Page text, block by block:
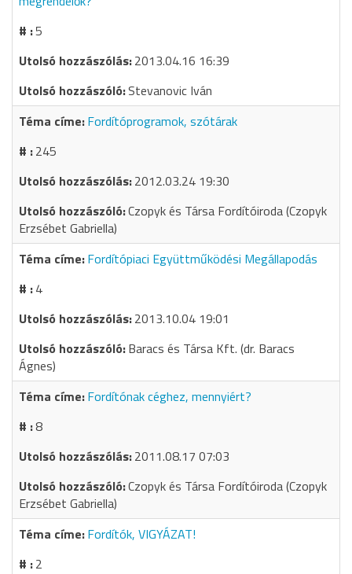
5
2013.04.16 16:39
Stevanovic Iván
Fordítóprogramok, szótárak
245
2012.03.24 19:30
Czopyk és Társa Fordítóiroda (Czopyk
Erzsébet Gabriella)
Fordítópiaci Együttműködési Megállapodás
4
2013.10.04 19:01
Baracs és Társa Kft. (dr. Baracs
Ágnes)
Fordítónak céghez, mennyiért?
8
2011.08.17 07:03
Czopyk és Társa Fordítóiroda (Czopyk
Erzsébet Gabriella)
Fordítók, VIGYÁZAT!
2